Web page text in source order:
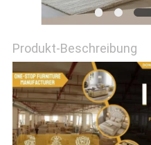
REFERENZEN
SITEMAP
PRIVACY
Produkt-Beschreibung